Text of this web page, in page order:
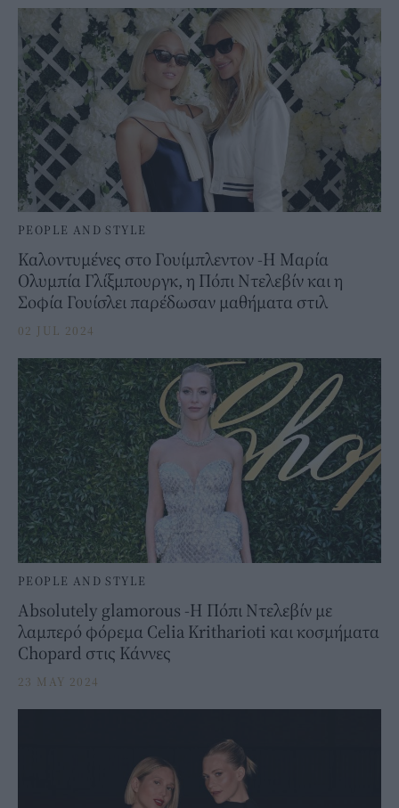
PEOPLE AND STYLE
Καλοντυμένες στο Γουίμπλεντον -Η Μαρία
Ολυμπία Γλίξμπουργκ, η Πόπι Ντελεβίν και η
Σοφία Γουίσλει παρέδωσαν μαθήματα στιλ
02 JUL 2024
PEOPLE AND STYLE
Absolutely glamorous -Η Πόπι Ντελεβίν με
λαμπερό φόρεμα Celia Kritharioti και κοσμήματα
Chopard στις Κάννες
23 MAY 2024